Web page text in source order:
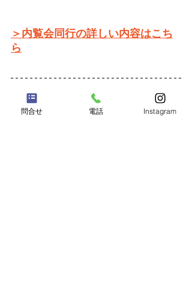
＞内覧会同行の詳しい内容はこち
ら
ご依頼、ご相談はこちらまで
0120-438-814
問合せ 電話 Instagram